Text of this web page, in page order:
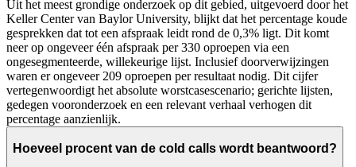
Uit het meest grondige onderzoek op dit gebied, uitgevoerd door het
Keller Center van Baylor University, blijkt dat het percentage koude
gesprekken dat tot een afspraak leidt rond de 0,3% ligt. Dit komt
neer op ongeveer één afspraak per 330 oproepen via een
ongesegmenteerde, willekeurige lijst. Inclusief doorverwijzingen
waren er ongeveer 209 oproepen per resultaat nodig. Dit cijfer
vertegenwoordigt het absolute worstcasescenario; gerichte lijsten,
gedegen vooronderzoek en een relevant verhaal verhogen dit
percentage aanzienlijk.
Hoeveel procent van de cold calls wordt beantwoord?